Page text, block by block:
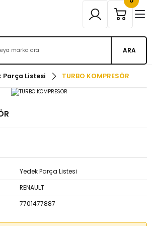
ARA
Parça Listesi TURBO KOMPRESÖR
Yedek Parça Listesi
RENAULT
7701477887